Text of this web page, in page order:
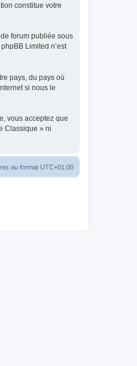
constitue votre
forum publiée sous
Limited n’est
pays, du pays où
si nous le
vous acceptez que
Classique » ni
au format UTC+01:00